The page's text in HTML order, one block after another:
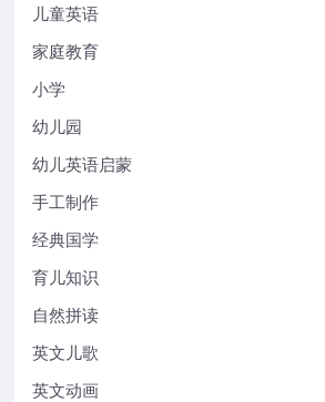
儿童英语
家庭教育
小学
幼儿园
幼儿英语启蒙
手工制作
经典国学
育儿知识
自然拼读
英文儿歌
英文动画